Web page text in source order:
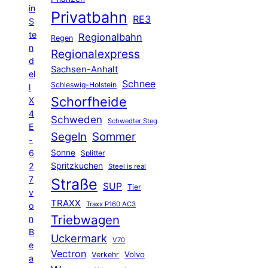
in
S
te
n
d
el
l
X
4
E
-
6
2
7
v
o
n
B
e
a
Privatbahn RE3
Regen Regionalbahn
Regionalexpress
Sachsen-Anhalt
Schleswig-Holstein Schnee
Schorfheide
Schweden Schwedter Steg
Segeln Sommer
Sonne Splitter
Spritzkuchen Steel is real
Straße SUP Tier
TRAXX Traxx P160 AC3
Triebwagen
Uckermark V70
Vectron Verkehr Volvo